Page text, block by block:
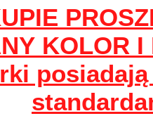
KOLOR